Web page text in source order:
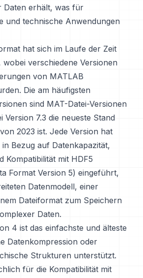
Daten erhält, was für
und technische Anwendungen
hat sich im Laufe der Zeit
verschiedene Versionen
von MATLAB
Die am häufigsten
sind MAT-Datei-Versionen
Version 7.3 die neueste Stand
2023 ist. Jede Version hat
Bezug auf Datenkapazität,
Kompatibilität mit HDF5
Format Version 5) eingeführt,
Datenmodell, einer
Dateiformat zum Speichern
Daten.
4 ist das einfachste und älteste
Datenkompression oder
Strukturen unterstützt.
für die Kompatibilität mit